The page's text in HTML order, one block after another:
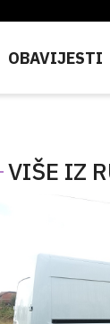
OBAVIJESTI
VIŠE IZ